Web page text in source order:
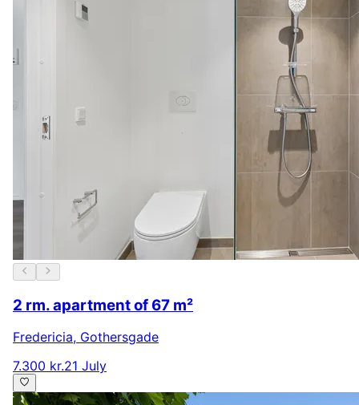
2 rm. apartment of 67 m²
Fredericia, Gothersgade
7.300 kr.21 July